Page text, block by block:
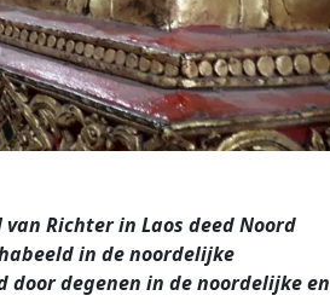
Richter in Laos deed Noord
in de noordelijke
door degenen in de noordelijke en